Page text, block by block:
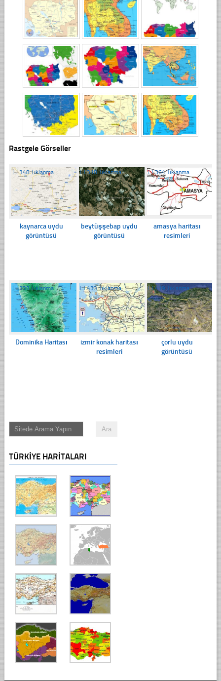
Rastgele Görseller
☐348 Tıklanma
kaynarca uydu
görüntüsü
☐318 Tıklanma
beytüşşebap uydu
görüntüsü
☐364 Tıklanma
amasya haritası
resimleri
☐333 Tıklanma
Dominika Haritası
☐433 Tıklanma
izmir konak haritası
resimleri
☐419 Tıklanma
çorlu uydu
görüntüsü
TÜRKIYE HARITALARI